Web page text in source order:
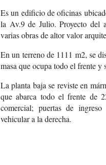
Es un edificio de oficinas
la Av.9 de Julio. Proyecto del
varias obras de altor valor
En un terreno de 1111 m2, se
masa que ocupa todo el frente
La planta baja se reviste en
que abarca todo el frente de
comercial; puertas de
vehicular a la derecha.